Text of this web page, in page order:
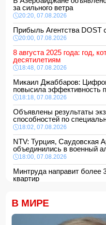
за сильного ветра
20:20, 07.08.2026
Прибыль Агентства DOST
20:00, 07.08.2026
8 августа 2025 года: год,
десятилетиям
18:48, 07.08.2026
Микаил Джаббаров:
повысила эффективность
18:18, 07.08.2026
Объявлены результаты
способностей по
18:02, 07.08.2026
NTV: Турция, Саудовская
объединились в военный
18:00, 07.08.2026
Минтруда направит более
квартир
Сформирована структура
Пожар в историческом
В МИРЕ